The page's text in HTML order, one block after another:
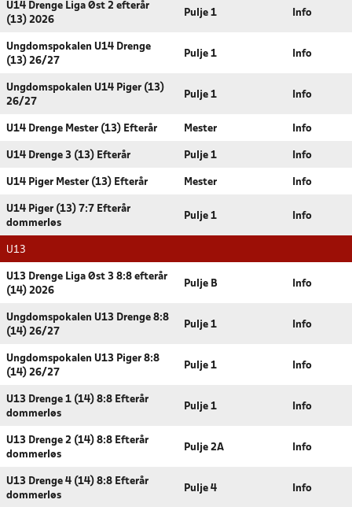
U14 Drenge Liga Øst 2 efterår
(13) 2026
Pulje 1 Info
Ungdomspokalen U14 Drenge
(13) 26/27
Pulje 1 Info
Ungdomspokalen U14 Piger (13)
26/27
Pulje 1 Info
U14 Drenge Mester (13) Efterår Mester Info
U14 Drenge 3 (13) Efterår Pulje 1 Info
U14 Piger Mester (13) Efterår Mester Info
U14 Piger (13) 7:7 Efterår
dommerløs
Pulje 1 Info
U13
U13 Drenge Liga Øst 3 8:8 efterår
(14) 2026
Pulje B Info
Ungdomspokalen U13 Drenge 8:8
(14) 26/27
Pulje 1 Info
Ungdomspokalen U13 Piger 8:8
(14) 26/27
Pulje 1 Info
U13 Drenge 1 (14) 8:8 Efterår
dommerløs
Pulje 1 Info
U13 Drenge 2 (14) 8:8 Efterår
dommerløs
Pulje 2A Info
U13 Drenge 4 (14) 8:8 Efterår
dommerløs
Pulje 4 Info